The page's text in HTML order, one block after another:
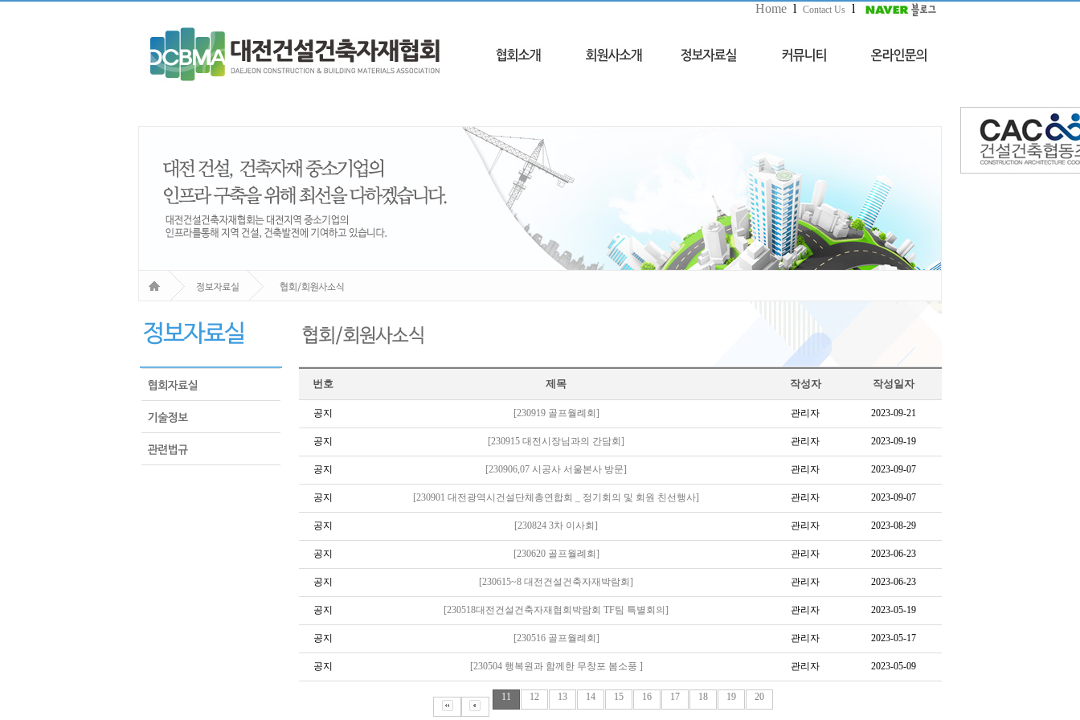
Home l Contact Us l
번호 제목 작성자 작성일자
공지 [230919 골프월례회] 관리자 2023-09-21
공지 [230915 대전시장님과의 간담회] 관리자 2023-09-19
공지 [230906,07 시공사 서울본사 방문] 관리자 2023-09-07
공지 [230901 대전광역시건설단체총연합회 _ 정기회의 및 회원 친선행사] 관리자 2023-09-07
공지 [230824 3차 이사회] 관리자 2023-08-29
공지 [230620 골프월례회] 관리자 2023-06-23
공지 [230615~8 대전건설건축자재박람회] 관리자 2023-06-23
공지 [230518대전건설건축자재협회박람회 TF팀 특별회의] 관리자 2023-05-19
공지 [230516 골프월례회] 관리자 2023-05-17
공지 [230504 행복원과 함께한 무창포 봄소풍 ] 관리자 2023-05-09
11 12 13 14 15 16 17 18 19 20